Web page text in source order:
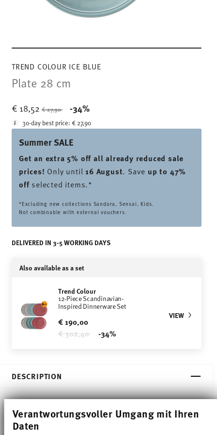
Verantwortungsvoller Umgang mit Ihren
Daten
TREND COLOUR ICE BLUE
Plate 28 cm
€ 18,52 Price reduced from
€ 27,90 -34%
30-day best price:€ 27,90
Summer SALE
Get an extra 5% off all already reduced sale
prices! Only until16 August. Save up to 47%
offselected items.*
*Excluding new collections Sandora, Sensai, Kids.
Not combinable with external vouchers.
DELIVERED IN 3-5 WORKING DAYS
Also available as a set
Trend Colour
12-Piece Scandinavian-
Inspired Dinnerware Set
€ 190,00
Price reduced from
€ 302,40to -34%
VIEW
DESCRIPTION
Thomas Trend Colour Ice Blue Dinner plate - Round
- Ø 28,1 cm - h 3,1 cm, Porcelain